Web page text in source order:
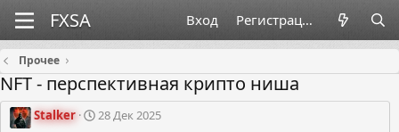
Вход Регистрация
Прочее
NFT - перспективная крипто ниша
О
Stalker
Д
28 Дек 2025